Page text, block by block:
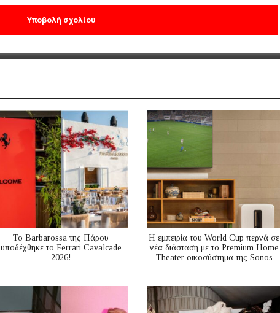
Το Barbarossa της Πάρου
υποδέχθηκε το Ferrari Cavalcade
2026!
Η εμπειρία του World Cup περνά σε
νέα διάσταση με το Premium Home
Theater οικοσύστημα της Sonos